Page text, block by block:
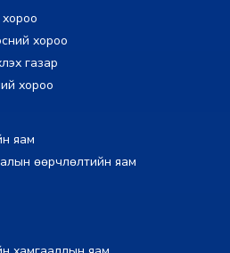
хороо
газар
хороо
яам
өөрчлөлтийн яам